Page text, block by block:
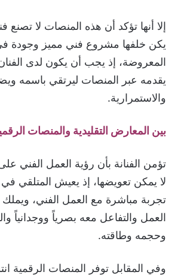
إلا أنها تؤكد أن هذه المنصات لا تصنع
يكن خلفها مشروع فني مميز وجودة في
المعروضة، إذ يجب أن يكون لدى
يقدمه عبر المنصات ليرتقي باسمه
والاستمرارية.
بين المعارض التقليدية والمنصات
تؤمن الفنانة بأن رؤية العمل الفني
لا يمكن تعويضها، إذ يعيش المتلقي
تجربة مباشرة مع العمل الفني،
العمل والتفاعل معه بصرياً ووجدانياً
وحجمه وطاقته.
وفي المقابل توفر المنصات الرقمية